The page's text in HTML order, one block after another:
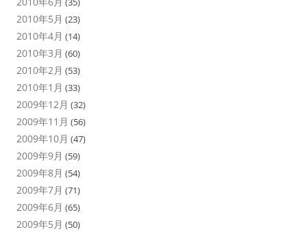
2010年5月 (23)
2010年4月 (14)
2010年3月 (60)
2010年2月 (53)
2010年1月 (33)
2009年12月 (32)
2009年11月 (56)
2009年10月 (47)
2009年9月 (59)
2009年8月 (54)
2009年7月 (71)
2009年6月 (65)
2009年5月 (50)